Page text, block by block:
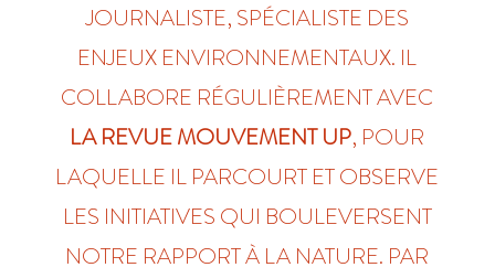
JOURNALISTE, SPÉCIALISTE DES
ENJEUX ENVIRONNEMENTAUX. IL
COLLABORE RÉGULIÈREMENT AVEC
LA REVUE MOUVEMENT UP, POUR
LAQUELLE IL PARCOURT ET OBSERVE
LES INITIATIVES QUI BOULEVERSENT
NOTRE RAPPORT À LA NATURE. PAR